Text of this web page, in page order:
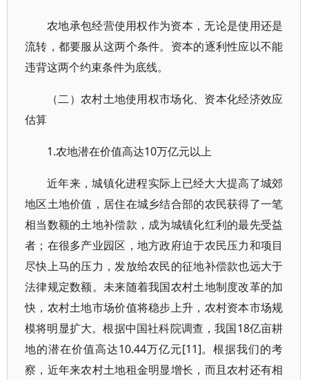
农地承包经营使用权作为资本，无论是使用还是
流转，都要服从这两个条件。资本的逐利性应以不能
违背这两个约束条件为底线。
（二）农村土地使用权市场化、资本化经济效应
估算
1.农地潜在价值高达10万亿元以上
近年来，城镇化进程实际上已经大大提高了城郊
地区土地价值，居住在城乡结合部的农民获得了一笔
相当数额的土地补偿款，成为城镇化红利的最先受益
者；在很多产业园区，地方政府迫于农民压力和项目
尽快上马的压力，发放给农民的征地补偿款也远大于
法律规定数额。未来随着我国农村土地制度改革的加
快，农村土地市场价值将稳步上升，农村资本市场规
模将明显扩大。根据中国社科院调查，我国18亿亩耕
地的潜在价值高达10.44万亿元[11]。根据我们的考
察，近年来农村土地租金明显增长，而且农村还有相